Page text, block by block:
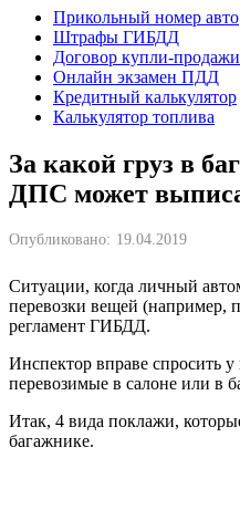
Прикольный номер авто
Штрафы ГИБДД
Договор купли-продажи
Онлайн экзамен ПДД
Кредитный калькулятор
Калькулятор топлива
За какой груз в
ДПС может
Опубликовано: 19.04.2019
Ситуации, когда личный
перевозки вещей (например,
регламент ГИБДД.
Инспектор вправе спросить
перевозимые в салоне или в
Итак, 4 вида поклажи,
багажнике.